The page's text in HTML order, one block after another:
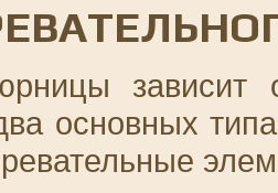
зависит
основных